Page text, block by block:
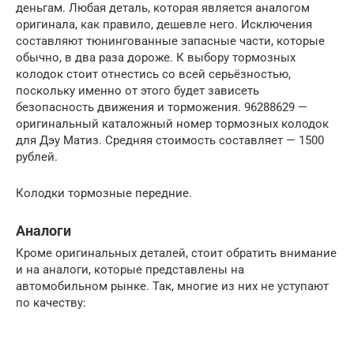
деньгам. Любая деталь, которая является аналогом
оригинала, как правило, дешевле него. Исключения
составляют тюнингованные запасные части, которые
обычно, в два раза дороже. К выбору тормозных
колодок стоит отнестись со всей серьёзностью,
поскольку именно от этого будет зависеть
безопасность движения и торможения. 96288629 —
оригинальный каталожный номер тормозных колодок
для Дэу Матиз. Средняя стоимость составляет — 1500
рублей.
Колодки тормозные передние.
Аналоги
Кроме оригинальных деталей, стоит обратить внимание
и на аналоги, которые представлены на
автомобильном рынке. Так, многие из них не уступают
по качеству: